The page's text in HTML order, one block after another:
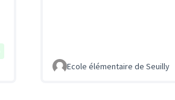
Ecole élémentaire de Seuilly